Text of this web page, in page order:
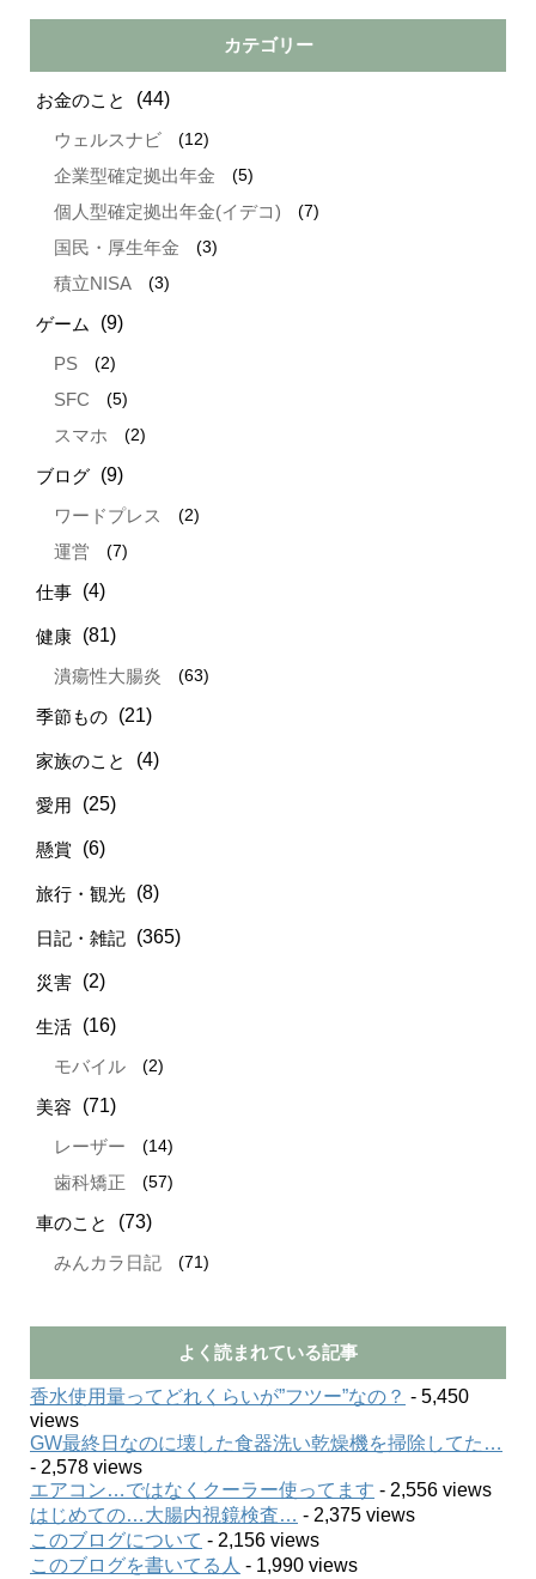
カテゴリー
お金のこと (44)
ウェルスナビ (12)
企業型確定拠出年金 (5)
個人型確定拠出年金(イデコ) (7)
国民・厚生年金 (3)
積立NISA (3)
ゲーム (9)
PS (2)
SFC (5)
スマホ (2)
ブログ (9)
ワードプレス (2)
運営 (7)
仕事 (4)
健康 (81)
潰瘍性大腸炎 (63)
季節もの (21)
家族のこと (4)
愛用 (25)
懸賞 (6)
旅行・観光 (8)
日記・雑記 (365)
災害 (2)
生活 (16)
モバイル (2)
美容 (71)
レーザー (14)
歯科矯正 (57)
車のこと (73)
みんカラ日記 (71)
よく読まれている記事
香水使用量ってどれくらいが”フツー”なの？ - 5,450
views
GW最終日なのに壊した食器洗い乾燥機を掃除してた…
- 2,578 views
エアコン…ではなくクーラー使ってます - 2,556 views
はじめての…大腸内視鏡検査… - 2,375 views
このブログについて - 2,156 views
このブログを書いてる人 - 1,990 views